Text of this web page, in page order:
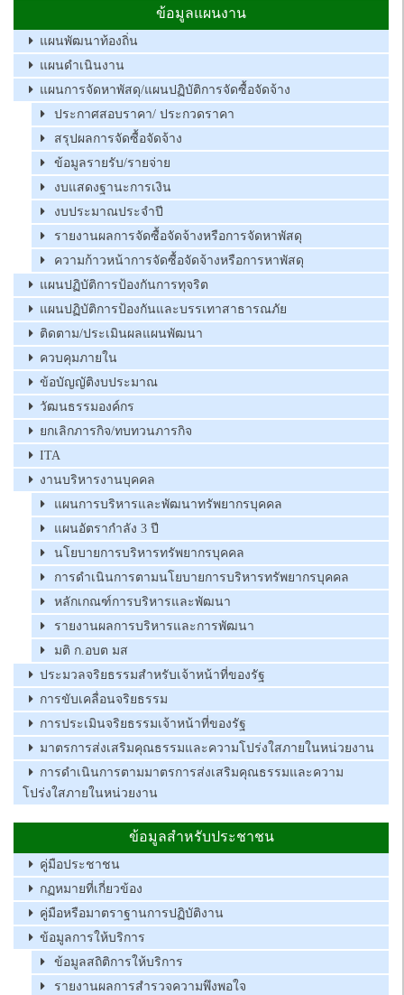
ข้อมูลแผนงาน
แผนพัฒนาท้องถิ่น
แผนดำเนินงาน
แผนการจัดหาพัสดุ/แผนปฏิบัติการจัดซื้อจัดจ้าง
ประกาศสอบราคา/ ประกวดราคา
สรุปผลการจัดซื้อจัดจ้าง
ข้อมูลรายรับ/รายจ่าย
งบแสดงฐานะการเงิน
งบประมาณประจำปี
รายงานผลการจัดซื้อจัดจ้างหรือการจัดหาพัสดุ
ความก้าวหน้าการจัดซื้อจัดจ้างหรือการหาพัสดุ
แผนปฏิบัติการป้องกันการทุจริต
แผนปฏิบัติการป้องกันและบรรเทาสาธารณภัย
ติดตาม/ประเมินผลแผนพัฒนา
ควบคุมภายใน
ข้อบัญญัติงบประมาณ
วัฒนธรรมองค์กร
ยกเลิกภารกิจ/ทบทวนภารกิจ
ITA
งานบริหารงานบุคคล
แผนการบริหารและพัฒนาทรัพยากรบุคคล
แผนอัตรากำลัง 3 ปี
นโยบายการบริหารทรัพยากรบุคคล
การดำเนินการตามนโยบายการบริหารทรัพยากรบุคคล
หลักเกณฑ์การบริหารและพัฒนา
รายงานผลการบริหารและการพัฒนา
มติ ก.อบต มส
ประมวลจริยธรรมสำหรับเจ้าหน้าที่ของรัฐ
การขับเคลื่อนจริยธรรม
การประเมินจริยธรรมเจ้าหน้าที่ของรัฐ
มาตรการส่งเสริมคุณธรรมและความโปร่งใสภายในหน่วยงาน
การดำเนินการตามมาตรการส่งเสริมคุณธรรมและความ
โปร่งใสภายในหน่วยงาน
ข้อมูลสำหรับประชาชน
คู่มือประชาชน
กฏหมายที่เกี่ยวข้อง
คู่มือหรือมาตราฐานการปฏิบัติงาน
ข้อมูลการให้บริการ
ข้อมูลสถิติการให้บริการ
รายงานผลการสำรวจความพึงพอใจ